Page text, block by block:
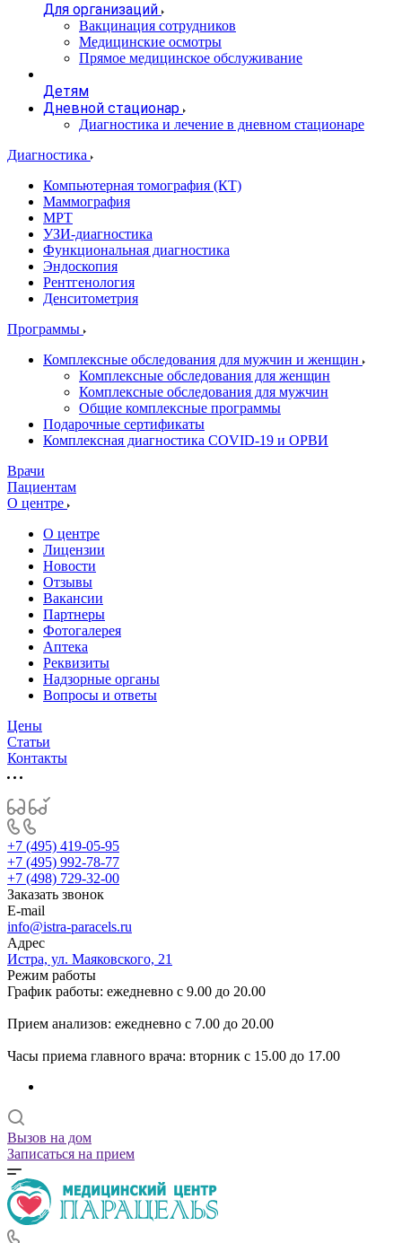
Для организаций
Вакцинация сотрудников
Медицинские осмотры
Прямое медицинское обслуживание
Детям
Дневной стационар
Диагностика и лечение в дневном стационаре
Диагностика
Компьютерная томография (КТ)
Маммография
МРТ
УЗИ-диагностика
Функциональная диагностика
Эндоскопия
Рентгенология
Денситометрия
Программы
Комплексные обследования для мужчин и женщин
Комплексные обследования для женщин
Комплексные обследования для мужчин
Общие комплексные программы
Подарочные сертификаты
Комплексная диагностика COVID-19 и ОРВИ
Врачи
Пациентам
О центре
О центре
Лицензии
Новости
Отзывы
Вакансии
Партнеры
Фотогалерея
Аптека
Реквизиты
Надзорные органы
Вопросы и ответы
Цены
Статьи
Контакты
+7 (495) 419-05-95
+7 (495) 992-78-77
+7 (498) 729-32-00
Заказать звонок
E-mail
info@istra-paracels.ru
Адрес
Истра, ул. Маяковского, 21
Режим работы
График работы: ежедневно с 9.00 до 20.00
Прием анализов: ежедневно с 7.00 до 20.00
Часы приема главного врача: вторник с 15.00 до 17.00
Вызов на дом
Записаться на прием